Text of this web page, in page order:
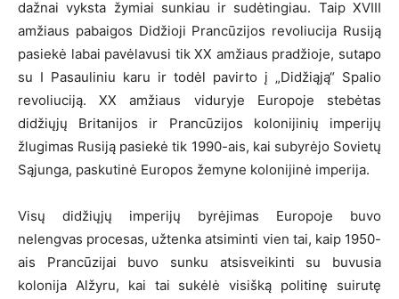
dažnai vyksta žymiai sunkiau ir sudėtingiau. Taip XVIII
amžiaus pabaigos Didžioji Prancūzijos revoliucija Rusiją
pasiekė labai pavėlavusi tik XX amžiaus pradžioje, sutapo
su I Pasauliniu karu ir todėl pavirto į „Didžiąją“ Spalio
revoliuciją. XX amžiaus viduryje Europoje stebėtas
didžiųjų Britanijos ir Prancūzijos kolonijinių imperijų
žlugimas Rusiją pasiekė tik 1990-ais, kai subyrėjo Sovietų
Sąjunga, paskutinė Europos žemyne kolonijinė imperija.
Visų didžiųjų imperijų byrėjimas Europoje buvo
nelengvas procesas, užtenka atsiminti vien tai, kaip 1950-
ais Prancūzijai buvo sunku atsisveikinti su buvusia
kolonija Alžyru, kai tai sukėlė visišką politinę suirutę